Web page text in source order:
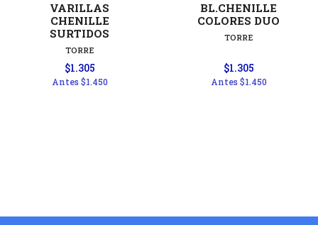
VARILLAS
CHENILLE
SURTIDOS
TORRE
$1.305
Antes$1.450
BL.CHENILLE
COLORES DUO
TORRE
$1.305
Antes$1.450